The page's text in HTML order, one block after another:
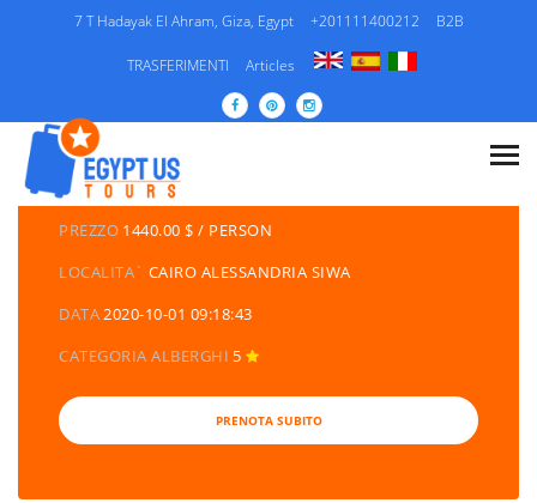
7 T Hadayak El Ahram, Giza, Egypt +201111400212 B2B
TRASFERIMENTI Articles
DETTAGLI DEI TOURS
CATEGORIA
EGITTO/ PACCHETTI DI VIAGGIO /
ESCURSIONI/ CROCIERA SUL NILO
PREZZO 1440.00 $ / PERSON
LOCALITA` CAIRO ALESSANDRIA SIWA
DATA2020-10-01 09:18:43
CATEGORIA ALBERGHI 5
PRENOTA SUBITO